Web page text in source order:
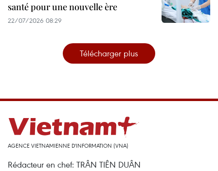
santé pour une nouvelle ère
22/07/2026 08:29
Télécharger plus
AGENCE VIETNAMIENNE D'INFORMATION (VNA)
Rédacteur en chef: TRÂN TIÊN DUÂN